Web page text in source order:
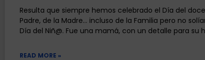
Resulta que siempre hemos celebrado el Día del
Padre, de la Madre… incluso de la Familia pero no
Día del Niñ@. Fue una mamá, con un detalle para su
READ MORE »